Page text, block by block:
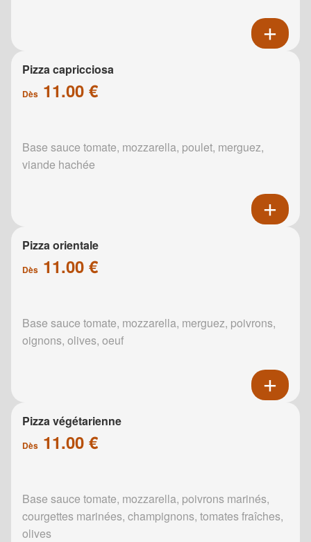
Pizza capricciosa
Dès 11.00 €
Base sauce tomate, mozzarella, poulet, merguez,
viande hachée
Pizza orientale
Dès 11.00 €
Base sauce tomate, mozzarella, merguez, poivrons,
oignons, olives, oeuf
Pizza végétarienne
Dès 11.00 €
Base sauce tomate, mozzarella, poivrons marinés,
courgettes marinées, champignons, tomates fraîches,
olives